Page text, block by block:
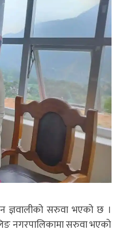
ज्ञवालीको सरुवा भएको छ ।
नगरपालिकामा सरुवा भएको